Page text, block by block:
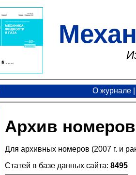
О журнале
Архив номеров
Для архивных номеров (2007 г. и
Статей в базе данных сайта: 8495